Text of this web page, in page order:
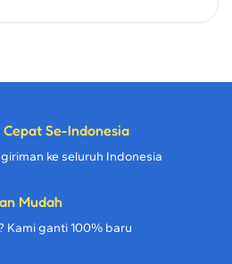
Se-Indonesia
ke seluruh Indonesia
Mudah
Kami ganti 100% baru